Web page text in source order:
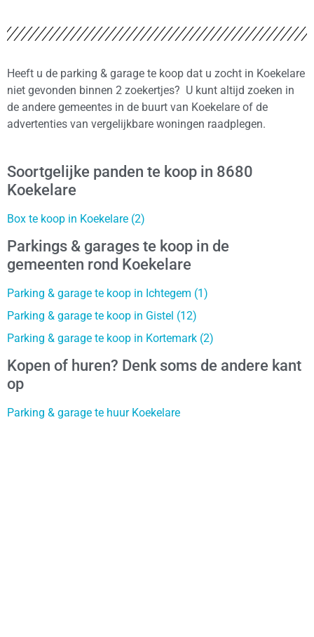
Heeft u de parking & garage te koop dat u zocht in Koekelare
niet gevonden binnen 2 zoekertjes? U kunt altijd zoeken in
de andere gemeentes in de buurt van Koekelare of de
advertenties van vergelijkbare woningen raadplegen.
Soortgelijke panden te koop in 8680
Koekelare
Box te koop in Koekelare (2)
Parkings & garages te koop in de
gemeenten rond Koekelare
Parking & garage te koop in Ichtegem (1)
Parking & garage te koop in Gistel (12)
Parking & garage te koop in Kortemark (2)
Kopen of huren? Denk soms de andere kant
op
Parking & garage te huur Koekelare